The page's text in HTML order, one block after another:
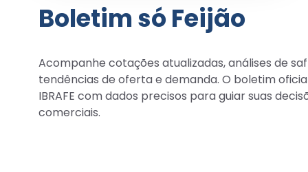
Boletim só Feijão
Acompanhe cotações atualizadas, análises de
tendências de oferta e demanda. O boletim
IBRAFE com dados precisos para guiar suas
comerciais.